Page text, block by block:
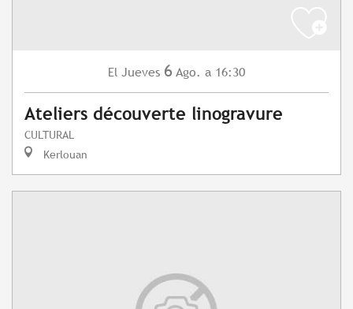
El Jueves 6 Ago. a 16:30
Ateliers découverte linogravure
CULTURAL
Kerlouan